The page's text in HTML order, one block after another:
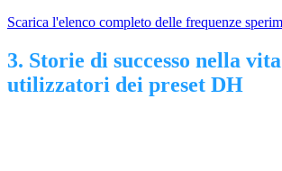
Scarica l'elenco completo delle frequenze
3. Storie di successo nella
utilizzatori dei preset DH